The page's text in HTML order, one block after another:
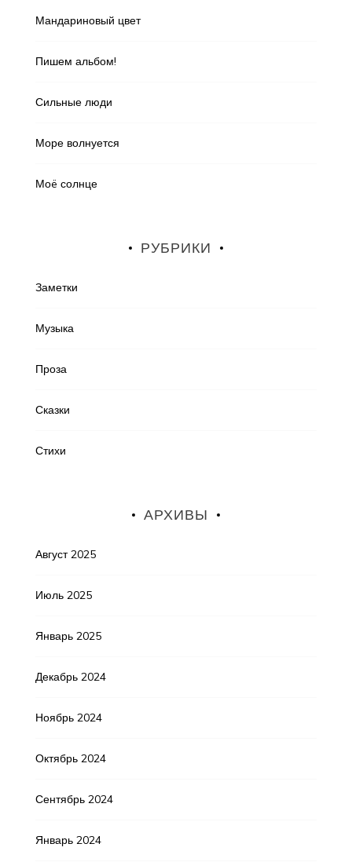
Мандариновый цвет
Пишем альбом!
Сильные люди
Море волнуется
Моë солнце
РУБРИКИ
Заметки
Музыка
Проза
Сказки
Стихи
АРХИВЫ
Август 2025
Июль 2025
Январь 2025
Декабрь 2024
Ноябрь 2024
Октябрь 2024
Сентябрь 2024
Январь 2024